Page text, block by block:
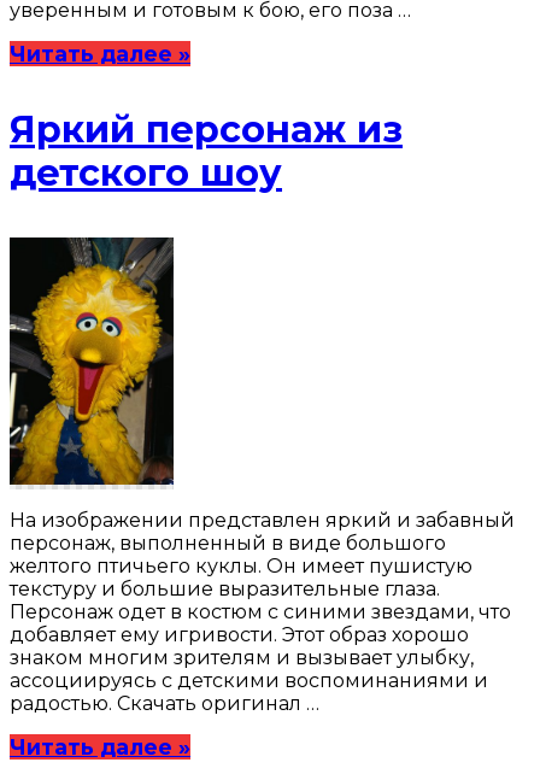
уверенным и готовым к бою, его поза …
Читать далее »
Яркий персонаж из
детского шоу
На изображении представлен яркий и забавный
персонаж, выполненный в виде большого
желтого птичьего куклы. Он имеет пушистую
текстуру и большие выразительные глаза.
Персонаж одет в костюм с синими звездами, что
добавляет ему игривости. Этот образ хорошо
знаком многим зрителям и вызывает улыбку,
ассоциируясь с детскими воспоминаниями и
радостью. Скачать оригинал …
Читать далее »